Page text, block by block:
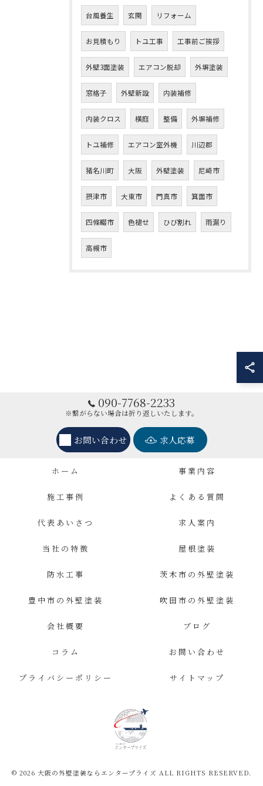
台風養生 玄関 リフォーム
お見積もり トユ工事 工事前ご挨拶
外壁3面塗装 エアコン脱却 外塀塗装
窓格子 外壁新設 内装補修
内装クロス 横庭 整備 外塀補修
トユ補修 エアコン室外機 川辺郡
猪名川町 大阪 外壁塗装 尼崎市
摂津市 大東市 門真市 箕面市
四條畷市 色褪せ ひび割れ 雨漏り
高槻市
090-7768-2233
※繋がらない場合は折り返しいたします。
お問い合わせ 求人応募
ホーム 事業内容
施工事例 よくある質問
代表あいさつ 求人案内
当社の特徴 屋根塗装
防水工事 茨木市の外壁塗装
豊中市の外壁塗装 吹田市の外壁塗装
会社概要 ブログ
コラム お問い合わせ
プライバシーポリシー サイトマップ
© 2026 大阪の外壁塗装ならエンタープライズ ALL RIGHTS RESERVED.